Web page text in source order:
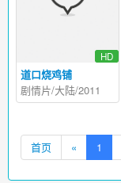
道口烧鸡铺
HD
剧情片/大陆/2011
首页 « 1